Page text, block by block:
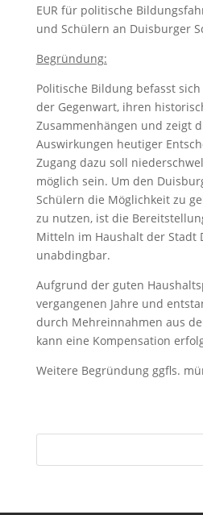
EUR für politische
und Schülern an Duisburger
Begründung:
Politische Bildung befasst
der Gegenwart, ihren
Zusammenhängen und zeigt
Auswirkungen heutiger
Zugang dazu soll
möglich sein. Um den
Schülern die Möglichkeit zu
zu nutzen, ist die
Mitteln im Haushalt der Stadt
unabdingbar.
Aufgrund der guten
vergangenen Jahre und
durch Mehreinnahmen aus
kann eine Kompensation
Weitere Begründung ggfls.